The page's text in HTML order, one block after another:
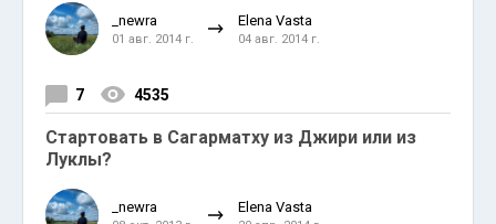
_newra
01 авг. 2014 г.
Elena Vasta
04 авг. 2014 г.
7 4535
Стартовать в Сагарматху из Джири или из
Луклы?
_newra Elena Vasta